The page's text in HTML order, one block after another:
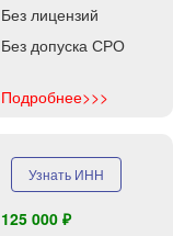
Без лицензий
Без допуска СРО
Подробнее>>>
Узнать ИНН
125 000 ₽